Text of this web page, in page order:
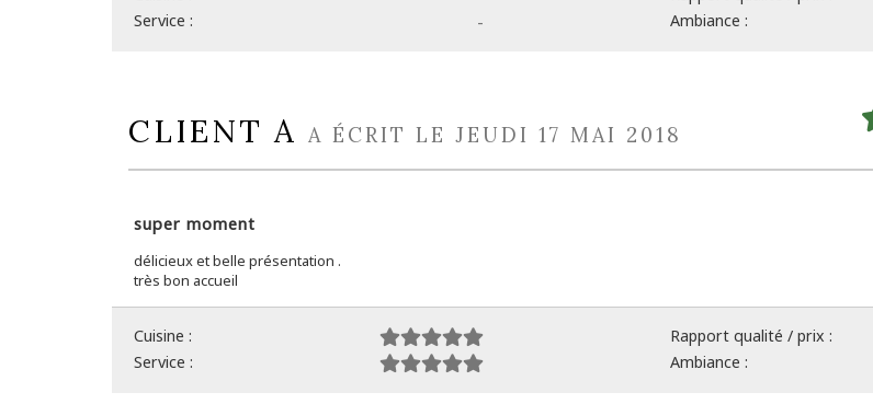
-
Service : Ambiance :
CLIENT A A ÉCRIT LE JEUDI 17 MAI 2018
super moment
délicieux et belle présentation .
très bon accueil
Cuisine :
Rapport qualité / prix :
Service :
Ambiance :